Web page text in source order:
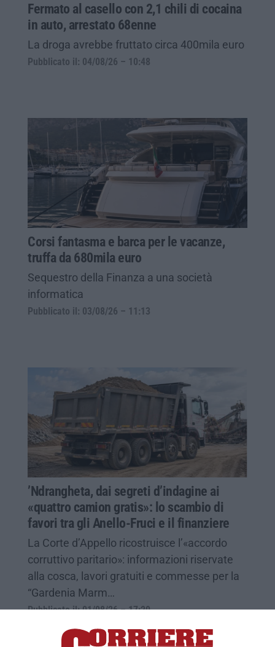
Fermato al casello con 2,1 chili di cocaina
in auto, arrestato 68enne
La droga avrebbe fruttato circa 400mila euro
Pubblicato il: 04/08/26 – 10:48
Corsi fantasma e barca per le vacanze,
truffa da 680mila euro
Sequestro della Finanza a una società
informatica
Pubblicato il: 03/08/26 – 11:13
’Ndrangheta, dai segreti d’indagine ai
«quattro camion gratis»: lo scambio di
favori tra gli Anello-Fruci e il finanziere
La Corte d’Appello ricostruisce l’«accordo
corruttivo paritario»: informazioni riservate
alla cosca, lavori gratuiti e commesse per la
“Gardenia Marm…
Pubblicato il: 01/08/26 – 17:20